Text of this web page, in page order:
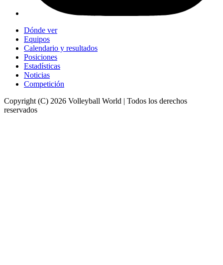
Dónde ver
Equipos
Calendario y resultados
Posiciones
Estadísticas
Noticias
Competición
Copyright (C) 2026 Volleyball World | Todos los derechos
reservados